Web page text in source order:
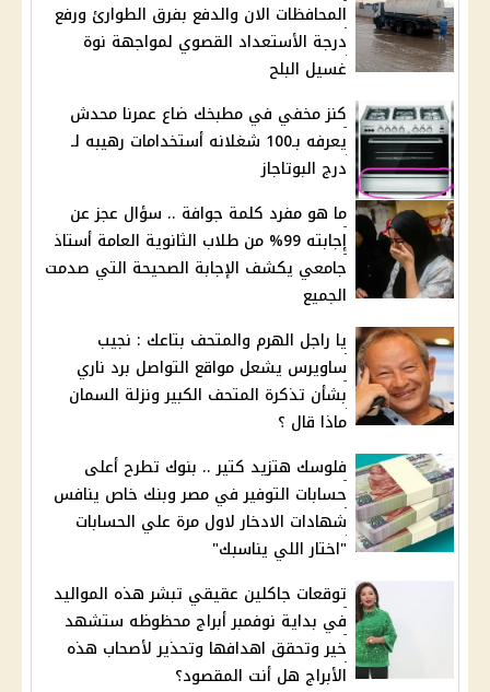
المحافظات الان والدفع بفرق الطوارئ ورفع
درجة الأستعداد القصوي لمواجهة نوة
غسيل البلح
كنز مخفي في مطبخك ضاع عمرنا محدش
يعرفه بـ100 شغلانه أستخدامات رهيبه لـ
درج البوتاجاز
ما هو مفرد كلمة جوافة .. سؤال عجز عن
إجابته 99% من طلاب الثانوية العامة أستاذ
جامعي يكشف الإجابة الصحيحة التي صدمت
الجميع
يا راجل الهرم والمتحف بتاعك : نجيب
ساويرس يشعل مواقع التواصل برد ناري
بشأن تذكرة المتحف الكبير ونزلة السمان
ماذا قال ؟
فلوسك هتزيد كتير .. بنوك تطرح أعلى
حسابات التوفير في مصر وبنك خاص ينافس
شهادات الادخار لاول مرة علي الحسابات
"اختار اللي يناسبك"
توقعات جاكلين عقيقي تبشر هذه المواليد
في بداية نوفمبر أبراج محظوظه ستشهد
خير وتحقق اهدافها وتحذير لأصحاب هذه
الأبراج هل أنت المقصود؟